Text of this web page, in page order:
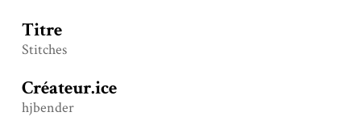
Titre
Stitches
Créateur.ice
hjbender